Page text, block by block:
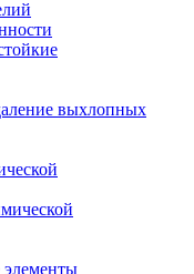
выхлопных